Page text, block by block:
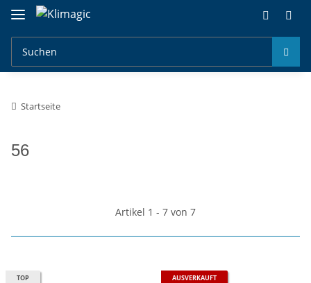
Startseite
56
Artikel 1 - 7 von 7
TOP AUSVERKAUFT